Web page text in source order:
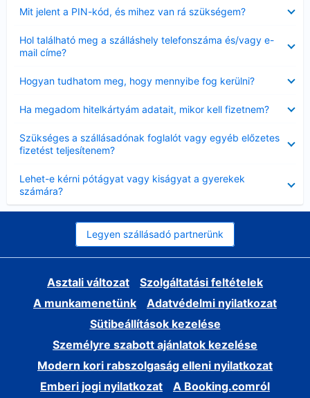
Mit jelent a PIN-kód, és mihez van rá szükségem?
Hol található meg a szálláshely telefonszáma és/vagy e-
mail címe?
Hogyan tudhatom meg, hogy mennyibe fog kerülni?
Ha megadom hitelkártyám adatait, mikor kell fizetnem?
Szükséges a szállásadónak foglalót vagy egyéb előzetes
fizetést teljesítenem?
Lehet-e kérni pótágyat vagy kiságyat a gyerekek
számára?
Legyen szállásadó partnerünk
Asztali változat
Szolgáltatási feltételek
A munkamenetünk
Adatvédelmi nyilatkozat
Sütibeállítások kezelése
Személyre szabott ajánlatok kezelése
Modern kori rabszolgaság elleni nyilatkozat
Emberi jogi nyilatkozat
A Booking.comról